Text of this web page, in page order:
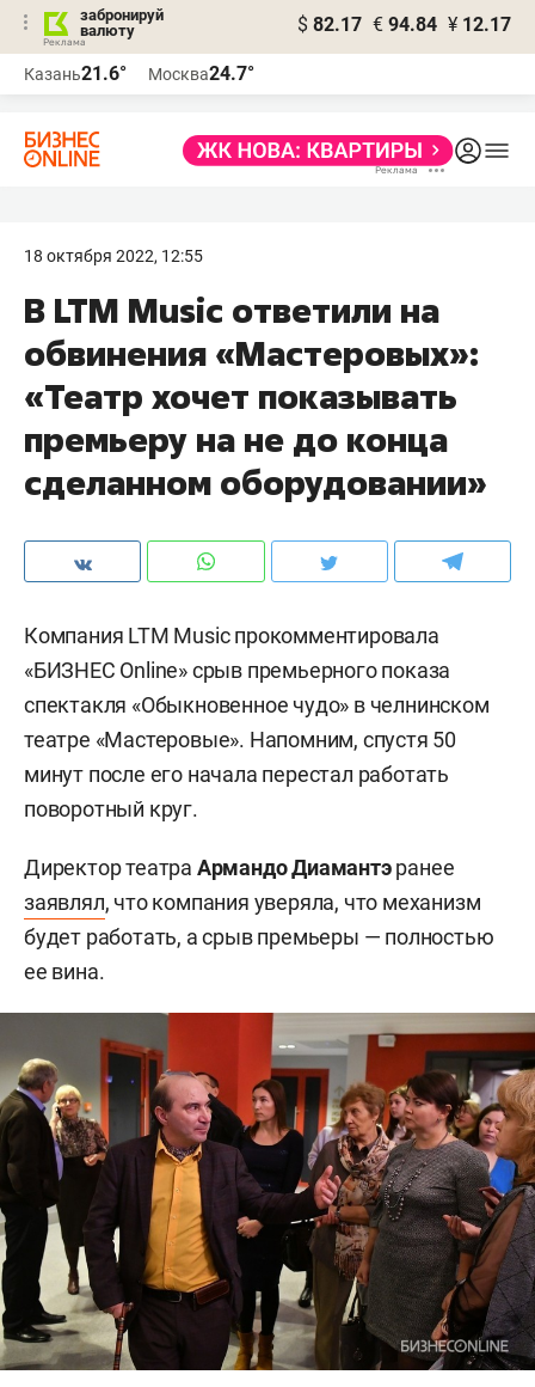
забронируй
валюту
$ 82.17 € 94.84 ¥ 12.17
Казань21.6° Москва24.7°
18 октября 2022, 12:55
В LTM Music ответили на
обвинения «Мастеровых»:
«Театр хочет показывать
премьеру на не до конца
сделанном оборудовании»
Компания LTM Music прокомментировала
«БИЗНЕС Online» срыв премьерного показа
спектакля «Обыкновенное чудо» в челнинском
театре «Мастеровые». Напомним, спустя 50
минут после его начала перестал работать
поворотный круг.
Директор театра Армандо Диамантэранее
заявлял, что компания уверяла, что механизм
будет работать, а срыв премьеры — полностью
ее вина.